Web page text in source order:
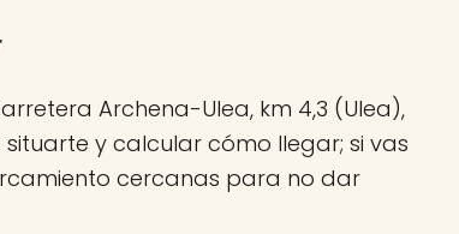
Archena-Ulea, km 4,3 (Ulea),
y calcular cómo llegar; si vas
cercanas para no dar